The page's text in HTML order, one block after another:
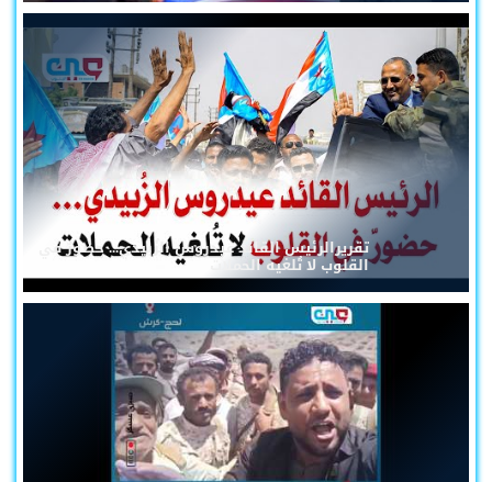
تقريرالرئيس القائد عيدروس الزُبيدي... حضورٌ في
القلوب لا تُلغيه الحملات